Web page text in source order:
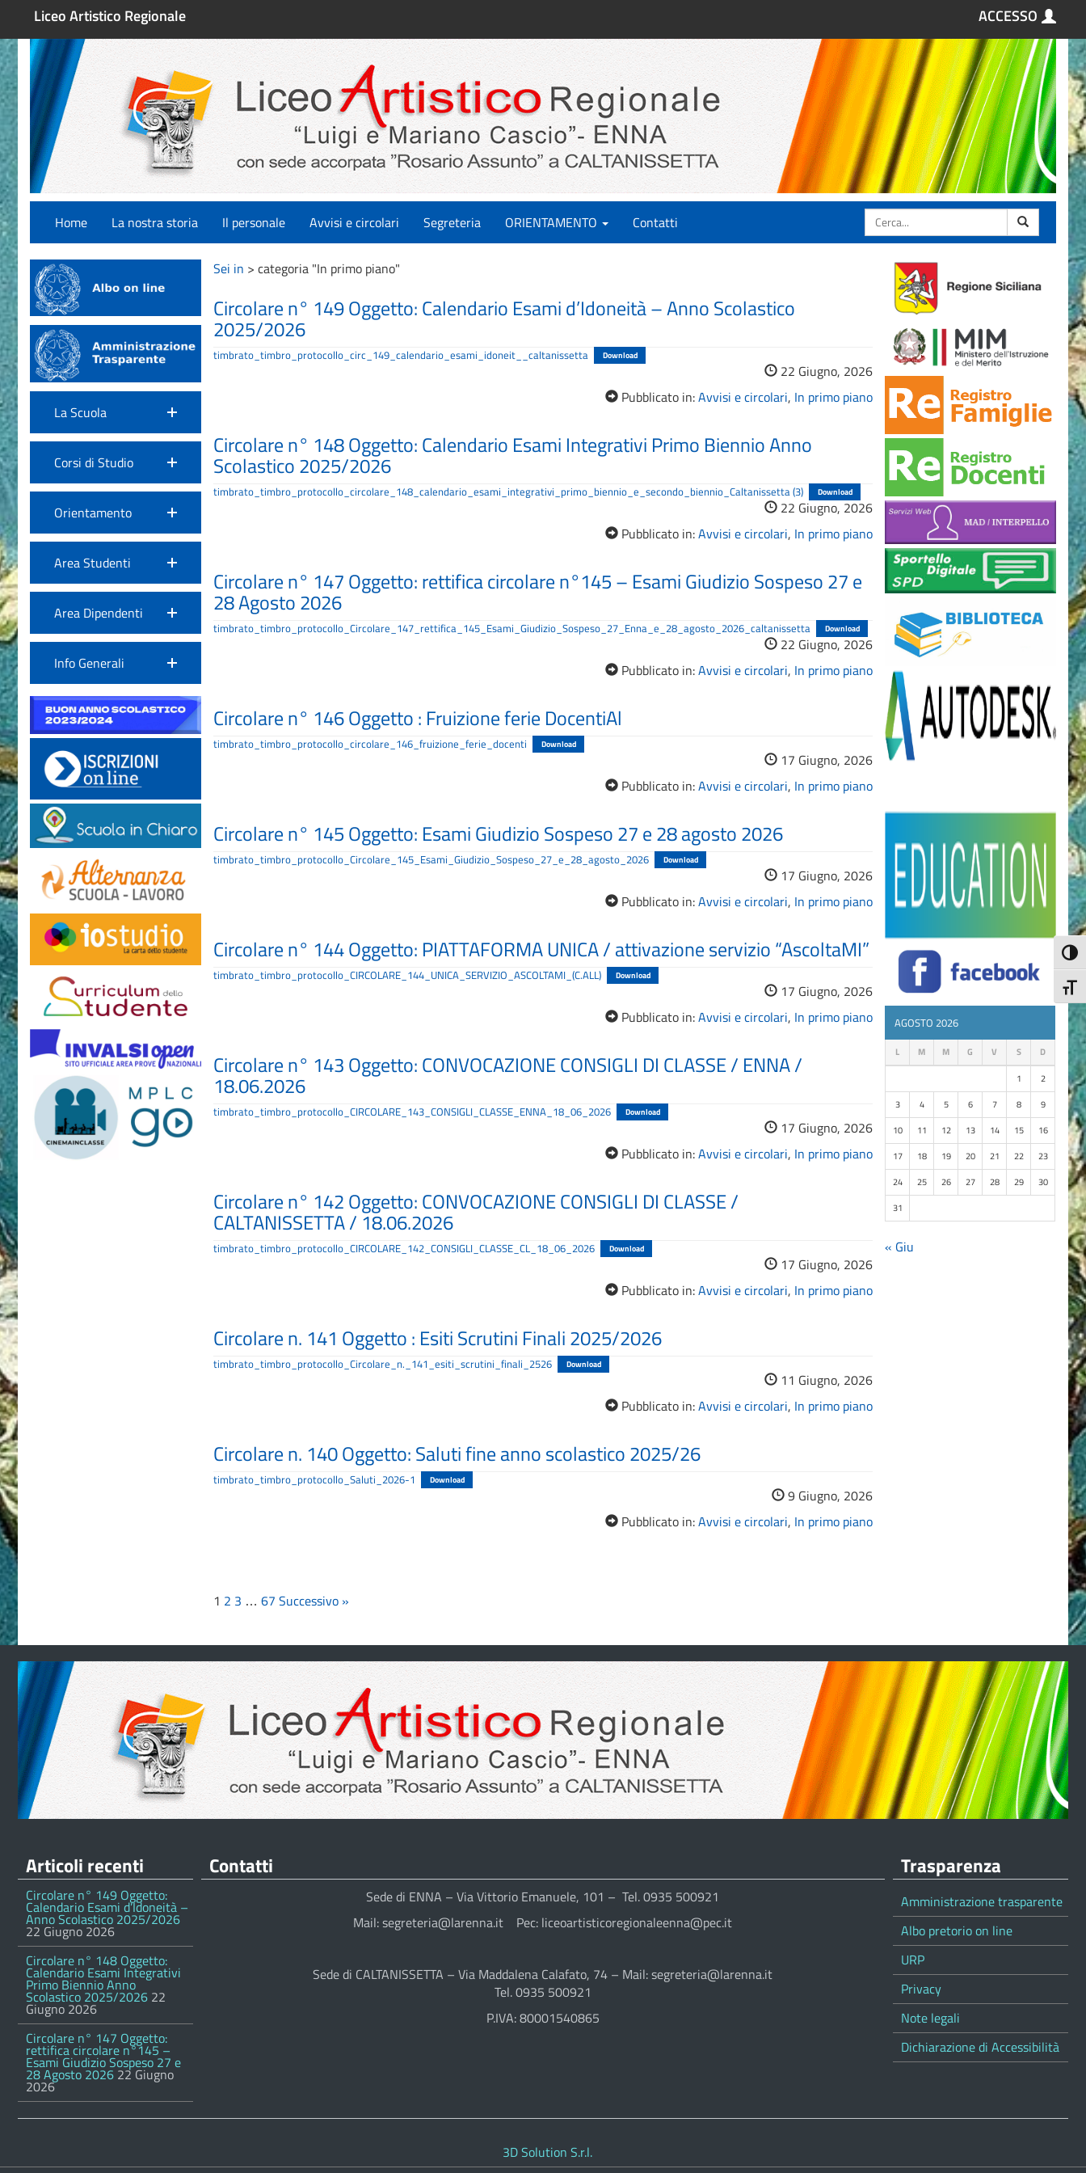
Liceo Artistico Regionale ACCESSO
Cerca
Home La nostra storia Il personale Avvisi e circolari Segreteria ORIENTAMENTO Contatti
La Scuola
Corsi di Studio
Orientamento
Area Studenti
Area Dipendenti
Info Generali
Sei in > categoria "In primo piano"
Circolare n° 149 Oggetto: Calendario Esami d’Idoneità – Anno Scolastico
2025/2026
timbrato_timbro_protocollo_circ_149_calendario_esami_idoneit__caltanissetta Download
22 Giugno, 2026
Pubblicato in:Avvisi e circolari, In primo piano
Circolare n° 148 Oggetto: Calendario Esami Integrativi Primo Biennio Anno
Scolastico 2025/2026
timbrato_timbro_protocollo_circolare_148_calendario_esami_integrativi_primo_biennio_e_secondo_biennio_Caltanissetta (3) Download
22 Giugno, 2026
Pubblicato in:Avvisi e circolari, In primo piano
Circolare n° 147 Oggetto: rettifica circolare n°145 – Esami Giudizio Sospeso 27 e
28 Agosto 2026
timbrato_timbro_protocollo_Circolare_147_rettifica_145_Esami_Giudizio_Sospeso_27_Enna_e_28_agosto_2026_caltanissetta Download
22 Giugno, 2026
Pubblicato in:Avvisi e circolari, In primo piano
Circolare n° 146 Oggetto : Fruizione ferie DocentiAl
timbrato_timbro_protocollo_circolare_146_fruizione_ferie_docenti Download
17 Giugno, 2026
Pubblicato in:Avvisi e circolari, In primo piano
Circolare n° 145 Oggetto: Esami Giudizio Sospeso 27 e 28 agosto 2026
timbrato_timbro_protocollo_Circolare_145_Esami_Giudizio_Sospeso_27_e_28_agosto_2026 Download
17 Giugno, 2026
Pubblicato in:Avvisi e circolari, In primo piano
Circolare n° 144 Oggetto: PIATTAFORMA UNICA / attivazione servizio “AscoltaMI”
timbrato_timbro_protocollo_CIRCOLARE_144_UNICA_SERVIZIO_ASCOLTAMI_(C.ALL) Download
17 Giugno, 2026
Pubblicato in:Avvisi e circolari, In primo piano
Circolare n° 143 Oggetto: CONVOCAZIONE CONSIGLI DI CLASSE / ENNA /
18.06.2026
timbrato_timbro_protocollo_CIRCOLARE_143_CONSIGLI_CLASSE_ENNA_18_06_2026 Download
17 Giugno, 2026
Pubblicato in:Avvisi e circolari, In primo piano
Circolare n° 142 Oggetto: CONVOCAZIONE CONSIGLI DI CLASSE /
CALTANISSETTA / 18.06.2026
timbrato_timbro_protocollo_CIRCOLARE_142_CONSIGLI_CLASSE_CL_18_06_2026 Download
17 Giugno, 2026
Pubblicato in:Avvisi e circolari, In primo piano
Circolare n. 141 Oggetto : Esiti Scrutini Finali 2025/2026
timbrato_timbro_protocollo_Circolare_n._141_esiti_scrutini_finali_2526 Download
11 Giugno, 2026
Pubblicato in:Avvisi e circolari, In primo piano
Circolare n. 140 Oggetto: Saluti fine anno scolastico 2025/26
timbrato_timbro_protocollo_Saluti_2026-1 Download
9 Giugno, 2026
Pubblicato in:Avvisi e circolari, In primo piano
1 2 3 … 67 Successivo »
AGOSTO 2026
L M M G V S D
1
2
3
4 5 6 7 8
9
10
11 12 13 14 15
16
17
18 19 20 21 22
23
24
25 26 27 28 29
30
31
« Giu
Articoli recenti
Circolare n° 149 Oggetto:
Calendario Esami d’Idoneità –
Anno Scolastico 2025/2026
22 Giugno 2026
Circolare n° 148 Oggetto:
Calendario Esami Integrativi
Primo Biennio Anno
Scolastico 2025/2026 22
Giugno 2026
Circolare n° 147 Oggetto:
rettifica circolare n°145 –
Esami Giudizio Sospeso 27 e
28 Agosto 2026 22 Giugno
2026
Contatti
Sede di ENNA – Via Vittorio Emanuele, 101 – Tel. 0935 500921
Mail: segreteria@larenna.it Pec: liceoartisticoregionaleenna@pec.it
Sede di CALTANISSETTA – Via Maddalena Calafato, 74 – Mail: segreteria@larenna.it
Tel. 0935 500921
P.IVA: 80001540865
Trasparenza
Amministrazione trasparente
Albo pretorio on line
URP
Privacy
Note legali
Dichiarazione di Accessibilità
3D Solution S.r.l.